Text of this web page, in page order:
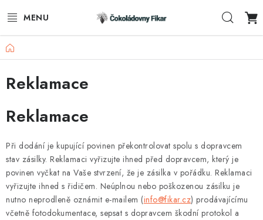
na
ESHOP
REKLAMNÍ VÝROBKY
O NÁS
BLOG
AKTUALITY
KONTAKTY
Domů
Reklamace
Reklamace
Při dodání je kupující povinen překontrolovat spolu s dopravcem
stav zásilky. Reklamaci vyřizujte ihned před dopravcem, který je
povinen vyčkat na Vaše stvrzení, že je zásilka v pořádku. Reklamaci
vyřizujte ihned s řidičem. Neúplnou nebo poškozenou zásilku je
nutno neprodleně oznámit e-mailem (info@fikar.cz) prodávajícímu
včetně fotodokumentace, sepsat s dopravcem škodní protokol a